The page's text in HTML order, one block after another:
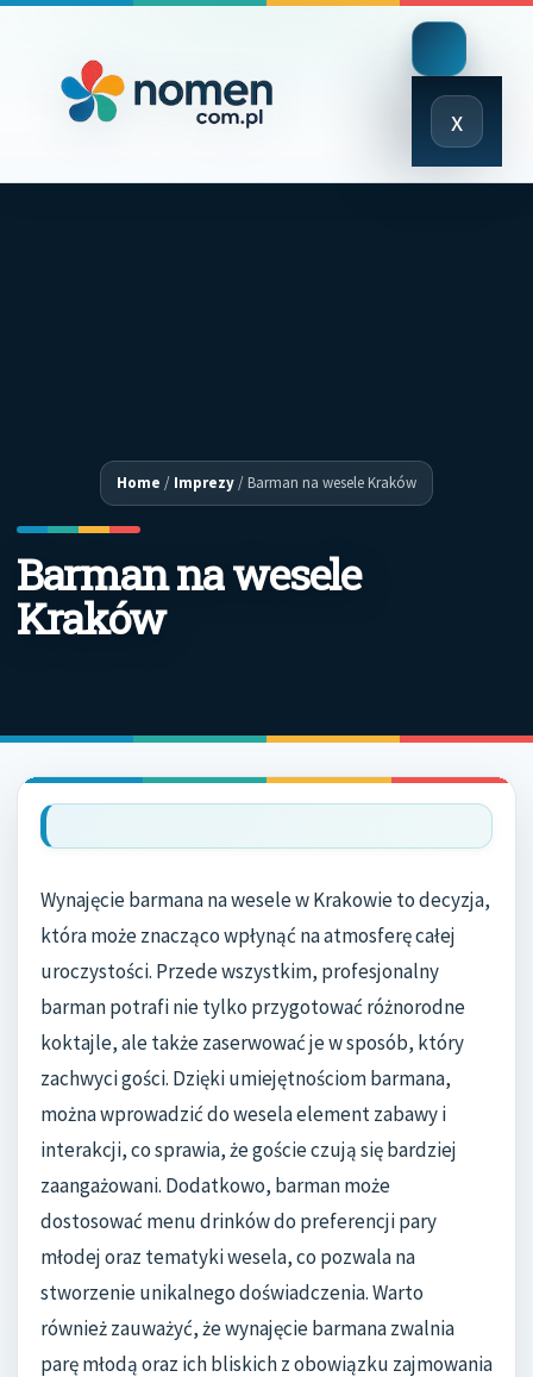
x
Close
Menu
Home / Imprezy/Barman na wesele Kraków
Barman na wesele
Kraków
Wynajęcie barmana na wesele w Krakowie to decyzja,
która może znacząco wpłynąć na atmosferę całej
uroczystości. Przede wszystkim, profesjonalny
barman potrafi nie tylko przygotować różnorodne
koktajle, ale także zaserwować je w sposób, który
zachwyci gości. Dzięki umiejętnościom barmana,
można wprowadzić do wesela element zabawy i
interakcji, co sprawia, że goście czują się bardziej
zaangażowani. Dodatkowo, barman może
dostosować menu drinków do preferencji pary
młodej oraz tematyki wesela, co pozwala na
stworzenie unikalnego doświadczenia. Warto
również zauważyć, że wynajęcie barmana zwalnia
parę młodą oraz ich bliskich z obowiązku zajmowania